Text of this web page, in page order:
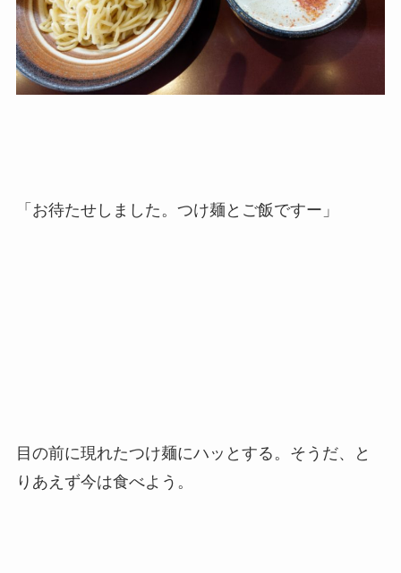
「お待たせしました。つけ麺とご飯ですー」
目の前に現れたつけ麺にハッとする。そうだ、と
りあえず今は食べよう。